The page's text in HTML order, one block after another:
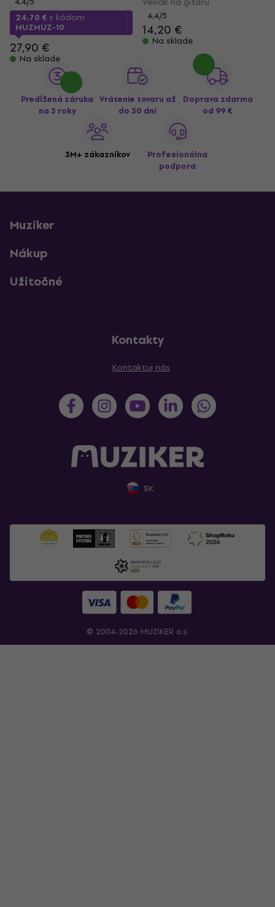
24,70 € s kódom
MUZMUZ-10
27,90 €
Na sklade
4,4/5
14,20 €
Na sklade
Predĺžená záruka
na 3 roky
Vrátenie tovaru až
do 30 dní
Doprava zdarma
od 99 €
3M+ zákazníkov
Profesionálna
podpora
Muziker
Nákup
Užitočné
Kontakty
Kontaktuj nás
SK
© 2004-2026 MUZIKER a.s.